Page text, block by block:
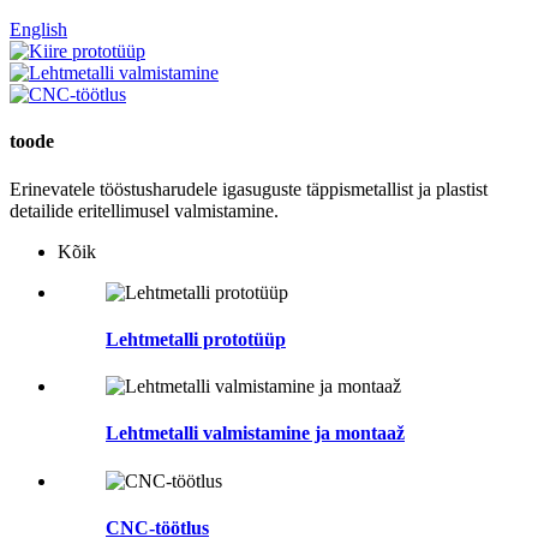
English
toode
Erinevatele tööstusharudele igasuguste täppismetallist ja plastist
detailide eritellimusel valmistamine.
Kõik
Lehtmetalli prototüüp
Lehtmetalli valmistamine ja montaaž
CNC-töötlus